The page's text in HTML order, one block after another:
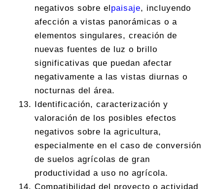
negativos sobre el paisaje, incluyendo
afección a vistas panorámicas o a
elementos singulares, creación de
nuevas fuentes de luz o brillo
significativas que puedan afectar
negativamente a las vistas diurnas o
nocturnas del área.
Identificación, caracterización y
valoración de los posibles efectos
negativos sobre la agricultura,
especialmente en el caso de conversión
de suelos agrícolas de gran
productividad a uso no agrícola.
Compatibilidad del proyecto o actividad